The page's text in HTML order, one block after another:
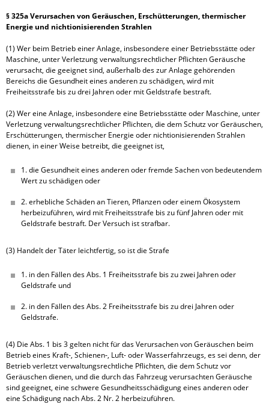
§ 325a Verursachen von Geräuschen, Erschütterungen, thermischer
Energie und nichtionisierenden Strahlen
(1) Wer beim Betrieb einer Anlage, insbesondere einer Betriebsstätte oder
Maschine, unter Verletzung verwaltungsrechtlicher Pflichten Geräusche
verursacht, die geeignet sind, außerhalb des zur Anlage gehörenden
Bereichs die Gesundheit eines anderen zu schädigen, wird mit
Freiheitsstrafe bis zu drei Jahren oder mit Geldstrafe bestraft.
(2) Wer eine Anlage, insbesondere eine Betriebsstätte oder Maschine, unter
Verletzung verwaltungsrechtlicher Pflichten, die dem Schutz vor Geräuschen,
Erschütterungen, thermischer Energie oder nichtionisierenden Strahlen
dienen, in einer Weise betreibt, die geeignet ist,
1. die Gesundheit eines anderen oder fremde Sachen von bedeutendem
Wert zu schädigen oder
2. erhebliche Schäden an Tieren, Pflanzen oder einem Ökosystem
herbeizuführen, wird mit Freiheitsstrafe bis zu fünf Jahren oder mit
Geldstrafe bestraft. Der Versuch ist strafbar.
(3) Handelt der Täter leichtfertig, so ist die Strafe
1. in den Fällen des Abs. 1 Freiheitsstrafe bis zu zwei Jahren oder
Geldstrafe und
2. in den Fällen des Abs. 2 Freiheitsstrafe bis zu drei Jahren oder
Geldstrafe.
(4) Die Abs. 1 bis 3 gelten nicht für das Verursachen von Geräuschen beim
Betrieb eines Kraft‑, Schienen‑, Luft- oder Wasserfahrzeugs, es sei denn, der
Betrieb verletzt verwaltungsrechtliche Pflichten, die dem Schutz vor
Geräuschen dienen, und die durch das Fahrzeug verursachten Geräusche
sind geeignet, eine schwere Gesundheitsschädigung eines anderen oder
eine Schädigung nach Abs. 2 Nr. 2 herbeizuführen.